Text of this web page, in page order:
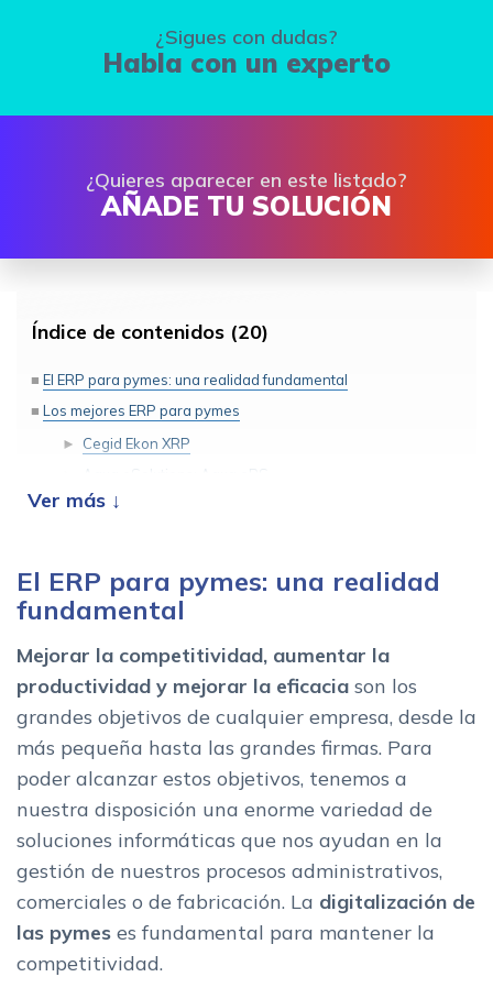
¿Sigues con dudas?
Habla con un experto
¿Quieres aparecer en este listado?
AÑADE TU SOLUCIÓN
Índice de contenidos (20)
El ERP para pymes: una realidad fundamental
Los mejores ERP para pymes
Cegid Ekon XRP
Hanami8: SAP Business One
Yunbit Bussines Cloud
Dolibarr ERP&CRM
Nexxia Soft: NG ERP/CRM
AXGA CoreERP: Odoo
Zimasoft ERP
La importancia del software de gestion para pymes
¿Como funciona? Caracteristicas de los mejores ERP para
pymes
Claves del ERP pymes en la nube
Ventajas del ERP para pymes online
6 claves para escoger una solucion ERP para pymes
Caracteristicas a tener en cuenta al buscar el mejor ERP para
El ERP para pymes: una realidad
fundamental
Mejorar la competitividad, aumentar la
productividad y mejorar la eficacia son los
grandes objetivos de cualquier empresa, desde la
más pequeña hasta las grandes firmas. Para
poder alcanzar estos objetivos, tenemos a
nuestra disposición una enorme variedad de
soluciones informáticas que nos ayudan en la
gestión de nuestros procesos administrativos,
comerciales o de fabricación. La digitalización de
las pymes es fundamental para mantener la
competitividad.